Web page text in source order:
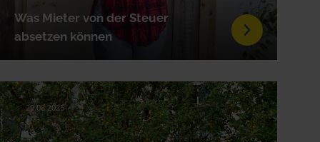
Was Mieter von der Steuer
absetzen können
29.08.2025